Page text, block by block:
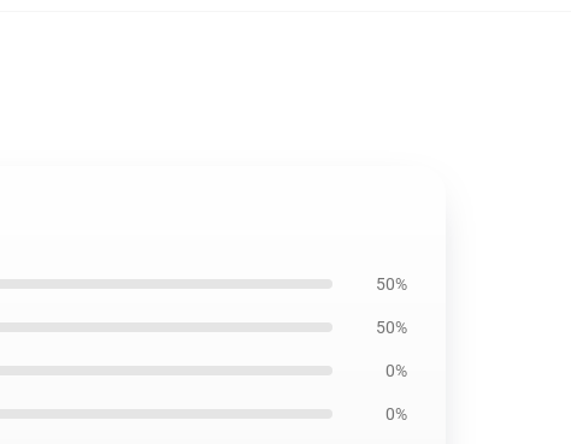
50%
50%
0%
0%